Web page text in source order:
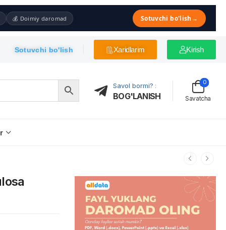
💰 Doimiy daromad Sotuvchi bo'lish →
Sotuvchi bo'lish Xaridlarim Kirish
Savol bormi? :
BOG'LANISH Savatcha
0